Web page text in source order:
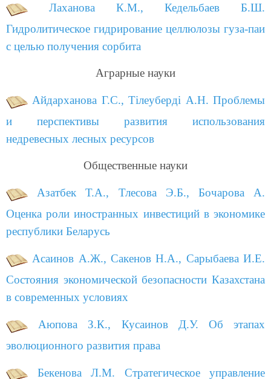
Лаханова К.М., Кедельбаев Б.Ш.
Гидролитическое гидрирование целлюлозы гуза-паи
с целью получения сорбита
Аграрные науки
Айдарханова Г.С., Тiлeубeрдi А.Н. Проблемы
и перспективы развития использования
недревесных лесных ресурсов
Общественные науки
Азатбек Т.А., Тлесова Э.Б., Бочарова А.
Оценка роли иностранных инвестиций в экономике
республики Беларусь
Асаинов А.Ж., Сакенов Н.А., Сарыбаева И.Е.
Состояния экономической безопасности Казахстана
в современных условиях
Аюпова З.К., Кусаинов Д.У. Об этапах
эволюционного развития права
Бекенова Л.М. Стратегическое управление